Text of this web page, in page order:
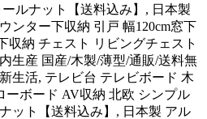
ルナット【送料込み】, 日本製
ンター下収納 引戸 幅120cm窓下
収納 チェスト リビングチェスト
生産 国産/木製/薄型/通販/送料無
生活, テレビ台 テレビボード 木
ーボード AV収納 北欧 シンプル
ット【送料込み】, 日本製 アル